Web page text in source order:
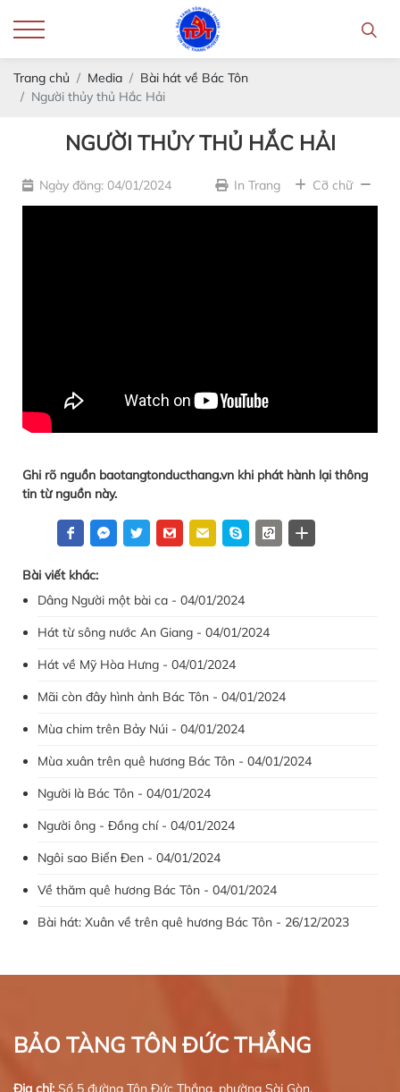
Trang chủ Media
Bài hát về Bác Tôn
Người thủy thủ Hắc Hải
NGƯỜI THỦY THỦ HẮC HẢI
Ngày đăng: 04/01/2024 In Trang Cỡ chữ
Ghi rõ nguồn baotangtonducthang.vn khi phát hành lại thông
tin từ nguồn này.
Bài viết khác:
Dâng Người một bài ca - 04/01/2024
Hát từ sông nước An Giang - 04/01/2024
Hát về Mỹ Hòa Hưng - 04/01/2024
Mãi còn đây hình ảnh Bác Tôn - 04/01/2024
Mùa chim trên Bảy Núi - 04/01/2024
Mùa xuân trên quê hương Bác Tôn - 04/01/2024
Người là Bác Tôn - 04/01/2024
Người ông - Đồng chí - 04/01/2024
Ngôi sao Biển Đen - 04/01/2024
Về thăm quê hương Bác Tôn - 04/01/2024
Bài hát: Xuân về trên quê hương Bác Tôn - 26/12/2023
BẢO TÀNG TÔN ĐỨC THẮNG
Địa chỉ: Số 5 đường Tôn Đức Thắng, phường Sài Gòn,